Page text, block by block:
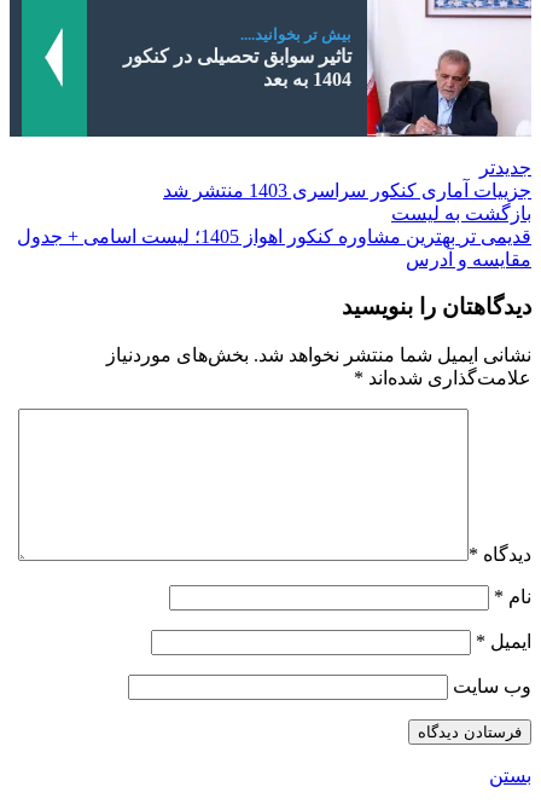
بیش تر بخوانید....
تاثیر سوابق تحصیلی در کنکور
1404 به بعد
جدیدتر
جزییات آماری کنکور سراسری 1403 منتشر شد
بازگشت به لیست
قدیمی تر
بهترین مشاوره کنکور اهواز 1405؛ لیست اسامی + جدول
مقایسه و آدرس
دیدگاهتان را بنویسید
نشانی ایمیل شما منتشر نخواهد شد. بخش‌های موردنیاز
علامت‌گذاری شده‌اند *
دیدگاه *
نام *
ایمیل *
وب‌ سایت
بستن